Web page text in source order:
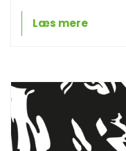
Læs mere